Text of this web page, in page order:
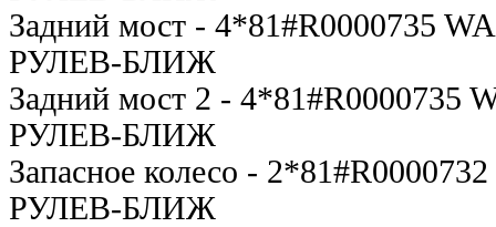
Задний мост - 4*81#R0000735
РУЛЕВ-БЛИЖ
Задний мост 2 - 4*81#R0000735
РУЛЕВ-БЛИЖ
Запасное колесо -
РУЛЕВ-БЛИЖ